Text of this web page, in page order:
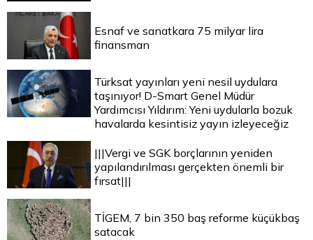
Esnaf ve sanatkara 75 milyar lira
finansman
Türksat yayınları yeni nesil uydulara
taşınıyor! D-Smart Genel Müdür
Yardımcısı Yıldırım: Yeni uydularla bozuk
havalarda kesintisiz yayın izleyeceğiz
|||Vergi ve SGK borçlarının yeniden
yapılandırılması gerçekten önemli bir
fırsat|||
TİGEM, 7 bin 350 baş reforme küçükbaş
satacak